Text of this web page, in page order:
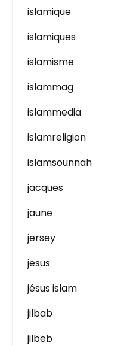
islamique
islamiques
islamisme
islammag
islammedia
islamreligion
islamsounnah
jacques
jaune
jersey
jesus
jésus islam
jilbab
jilbeb